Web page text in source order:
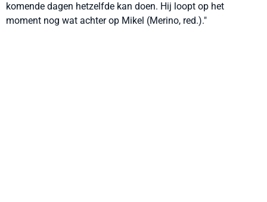
komende dagen hetzelfde kan doen. Hij loopt op het
moment nog wat achter op Mikel (Merino, red.)."